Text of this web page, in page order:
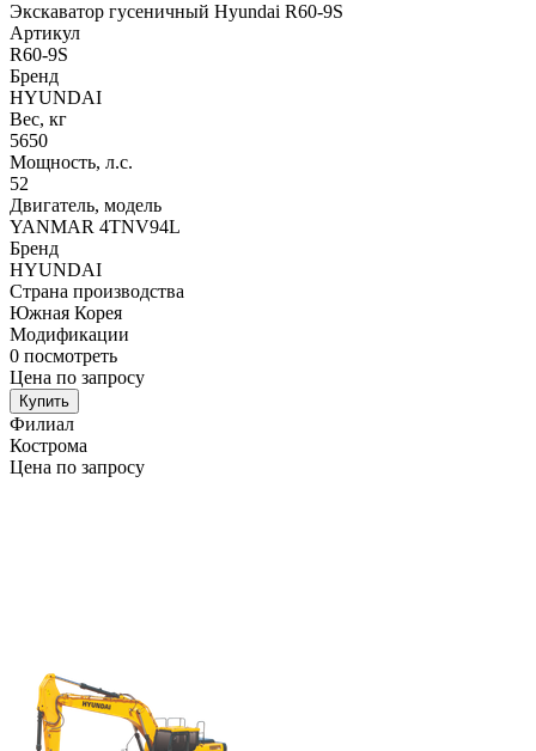
Экскаватор гусеничный Hyundai R60-9S
Артикул
R60-9S
Бренд
HYUNDAI
Вес, кг
5650
Мощность, л.с.
52
Двигатель, модель
YANMAR 4TNV94L
Бренд
HYUNDAI
Страна производства
Южная Корея
Модификации
0 посмотреть
Цена по запросу
Купить
Филиал
Кострома
Цена по запросу